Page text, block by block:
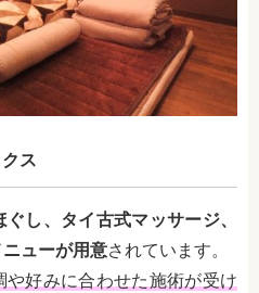
ス
し、タイ古式マッサージ、
ューが用意されています。
好みに合わせた施術が受け